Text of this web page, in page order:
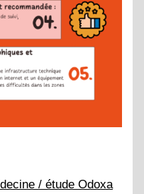
/ étude Odoxa